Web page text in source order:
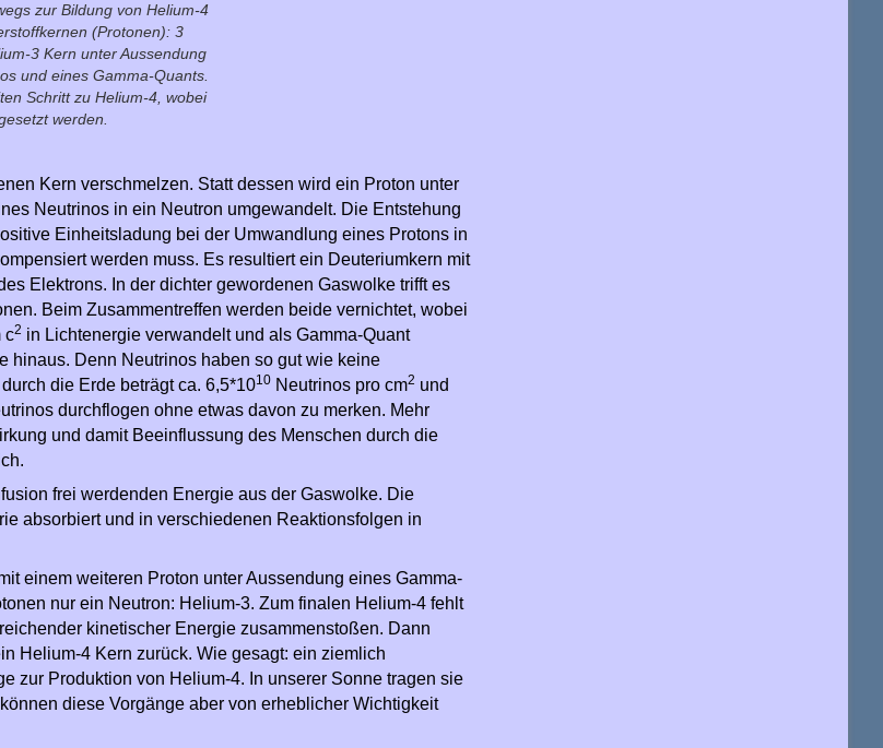
zur Bildung von Helium-4
(Protonen): 3
3 Kern unter Aussendung
und eines Gamma-Quants.
Schritt zu Helium-4, wobei
werden.
Kern verschmelzen. Statt dessen wird ein Proton unter
Neutrinos in ein Neutron umgewandelt. Die Entstehung
Einheitsladung bei der Umwandlung eines Protons in
werden muss. Es resultiert ein Deuteriumkern mit
Elektrons. In der dichter gewordenen Gaswolke trifft es
Beim Zusammentreffen werden beide vernichtet, wobei
c2 in Lichtenergie verwandelt und als Gamma-Quant
hinaus. Denn Neutrinos haben so gut wie keine
die Erde beträgt ca. 6,5*1010 Neutrinos pro cm2 und
durchflogen ohne etwas davon zu merken. Mehr
und damit Beeinflussung des Menschen durch die
frei werdenden Energie aus der Gaswolke. Die
absorbiert und in verschiedenen Reaktionsfolgen in
einem weiteren Proton unter Aussendung eines Gamma-
nur ein Neutron: Helium-3. Zum finalen Helium-4 fehlt
kinetischer Energie zusammenstoßen. Dann
Helium-4 Kern zurück. Wie gesagt: ein ziemlich
zur Produktion von Helium-4. In unserer Sonne tragen sie
diese Vorgänge aber von erheblicher Wichtigkeit